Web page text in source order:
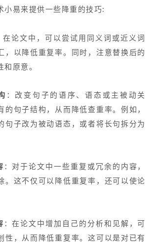
小易来提供一些降重的技巧:
在论文中，可以尝试用同义词或近义词
，以降低重复率。同时，注意替换后的
原意。
：改变句子的语序、语态或主被动关
的句子结构，从而降低查重率。例如，
句子改为被动语态，或者将长句拆分为
：对于论文中一些重复或冗余的内容，
。这不仅可以降低重复率，还可以使论
：在论文中增加自己的分析和见解，可
性，从而降低重复率。这可以是对已有